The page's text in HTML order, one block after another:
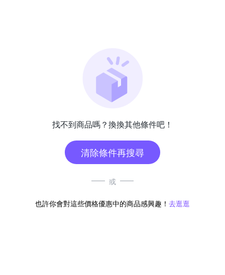
找不到商品嗎？換換其他條件吧！
清除條件再搜尋
或
也許你會對這些價格優惠中的商品感興趣！ 去逛逛